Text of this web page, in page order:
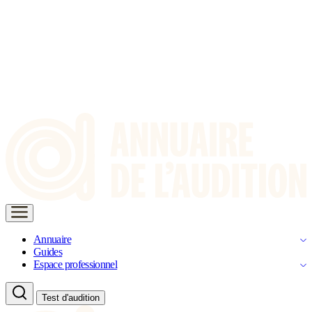
Annuaire
Guides
Espace professionnel
Test d'audition